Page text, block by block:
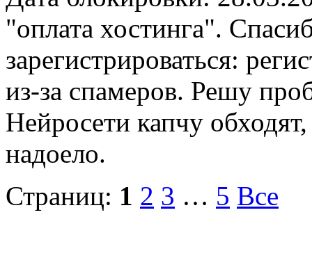
"оплата хостинга".
зарегистрироваться:
из-за спамеров. Решу
Нейросети капчу
надоело.
Страниц: 1 2 3 … 5 Все